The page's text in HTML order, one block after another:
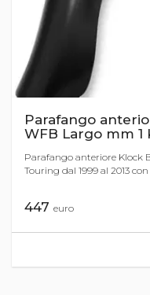
Parafango
WFB Largo mm 1
Parafango anteriore Klock
Touring dal 1999 al 2013 con
447 euro